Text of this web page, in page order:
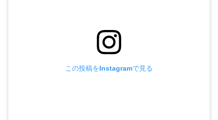
この投稿をInstagramで見る